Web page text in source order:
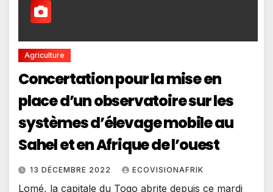
Agriculture
Concertation pour la mise en
place d’un observatoire sur les
systèmes d’élevage mobile au
Sahel et en Afrique de l’ouest
13 DÉCEMBRE 2022 ECOVISIONAFRIK
Lomé, la capitale du Togo abrite depuis ce mardi